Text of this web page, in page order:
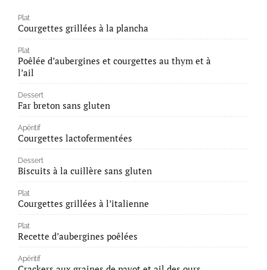
Plat
Courgettes grillées à la plancha
Plat
Poêlée d’aubergines et courgettes au thym et à
l’ail
Dessert
Far breton sans gluten
Apéritif
Courgettes lactofermentées
Dessert
Biscuits à la cuillère sans gluten
Plat
Courgettes grillées à l’italienne
Plat
Recette d’aubergines poêlées
Apéritif